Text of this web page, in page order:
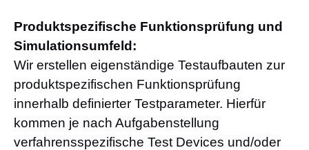
Produktspezifische Funktionsprüfung und
Simulationsumfeld:
Wir erstellen eigenständige Testaufbauten zur
produktspezifischen Funktionsprüfung
innerhalb definierter Testparameter. Hierfür
kommen je nach Aufgabenstellung
verfahrensspezifische Test Devices und/oder